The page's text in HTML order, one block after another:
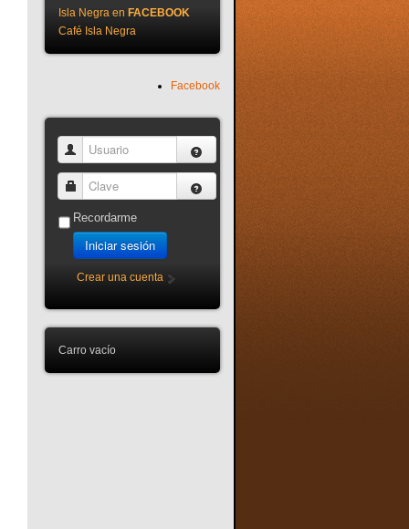
Isla Negra en FACEBOOK
Café Isla Negra
Facebook
Usuario
Clave
Recordarme
Iniciar sesión
Crear una cuenta
Carro vacío